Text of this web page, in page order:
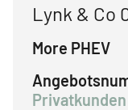
Lynk & Co
More PHEV
Privatkunden